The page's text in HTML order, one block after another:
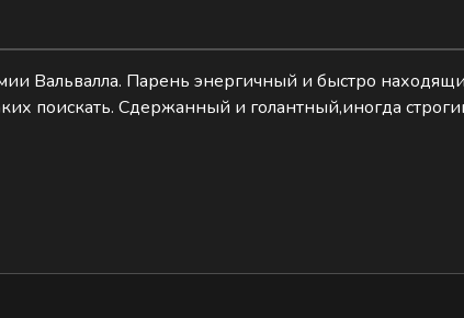
Вальвалла. Парень энергичный и быстро
поискать. Сдержанный и голантный,иногда